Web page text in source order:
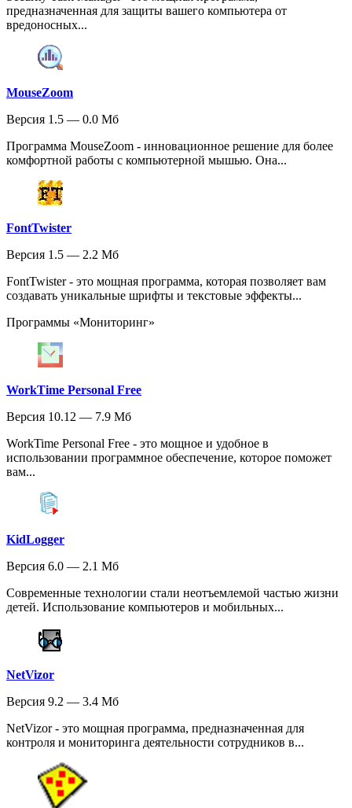
предназначенная для защиты вашего компьютера от
вредоносных...
MouseZoom
Версия 1.5 — 0.0 Мб
Программа MouseZoom - инновационное решение для более
комфортной работы с компьютерной мышью. Она...
FontTwister
Версия 1.5 — 2.2 Мб
FontTwister - это мощная программа, которая позволяет вам
создавать уникальные шрифты и текстовые эффекты...
Программы «Мониторинг»
WorkTime Personal Free
Версия 10.12 — 7.9 Мб
WorkTime Personal Free - это мощное и удобное в
использовании программное обеспечение, которое поможет
вам...
KidLogger
Версия 6.0 — 2.1 Мб
Современные технологии стали неотъемлемой частью жизни
детей. Использование компьютеров и мобильных...
NetVizor
Версия 9.2 — 3.4 Мб
NetVizor - это мощная программа, предназначенная для
контроля и мониторинга деятельности сотрудников в...